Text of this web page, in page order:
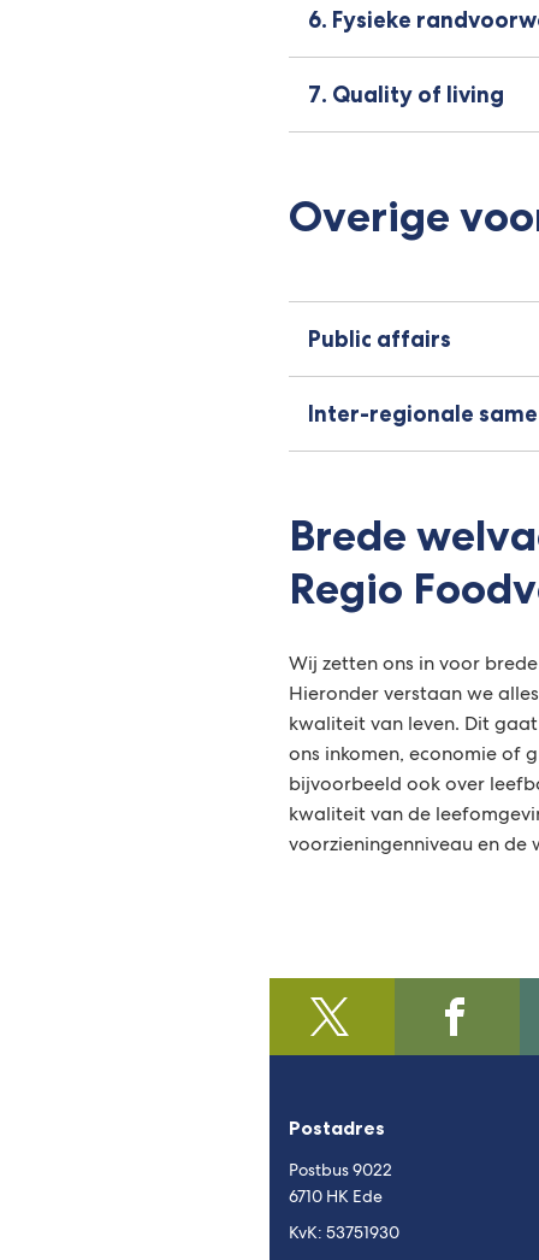
6. Fysieke
7. Quality of living
Overige
Public affairs
Inter-regionale
Brede
Regio
Wij zetten ons in voor
Hieronder verstaan we
kwaliteit van leven. Dit
ons inkomen, economie of
bijvoorbeeld ook over
kwaliteit van de
voorzieningenniveau en de
@regiofoodvalley
(Verwijst
naar
externe
naar
Postadres
Postbus 9022
6710 HK Ede
KvK: 53751930